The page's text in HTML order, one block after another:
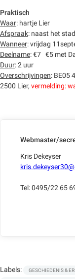
Praktisch
Waar: hartje Lier
Afspraak: naast het
Wanneer: vrijdag
Deelname: €7 €5 met
Duur: 2 uur
Overschrijvingen: BE05
2500 Lier, vermelding:
Webmaster/
Kris Dekeyser
Tel: 0495/22 65
Labels: GESCHIEDENIS &